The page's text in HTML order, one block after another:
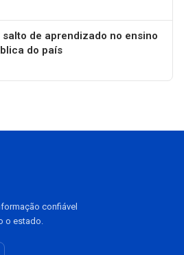
de aprendizado no ensino
do país
confiável
o estado.